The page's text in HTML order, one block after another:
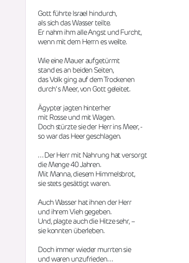
Gott führte Israel hindurch,
als sich das Wasser teilte.
Er nahm ihm alle Angst und Furcht,
wenn mit dem Herrn es weilte.
Wie eine Mauer aufgetürmt
stand es an beiden Seiten,
das Volk ging auf dem Trockenen
durch‘ s Meer, von Gott geleitet.
Ägypter jagten hinterher
mit Rosse und mit Wagen.
Doch stürzte sie der Herr ins Meer, -
so war das Heer geschlagen.
… Der Herr mit Nahrung hat versorgt
die Menge 40 Jahren.
Mit Manna, diesem Himmelsbrot,
sie stets gesättigt waren.
Auch Wasser hat ihnen der Herr
und ihrem Vieh gegeben.
Und, plagte auch die Hitze sehr, –
sie konnten überleben.
Doch immer wieder murrten sie
und waren unzufrieden…